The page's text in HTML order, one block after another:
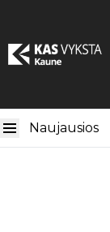
Naujausios